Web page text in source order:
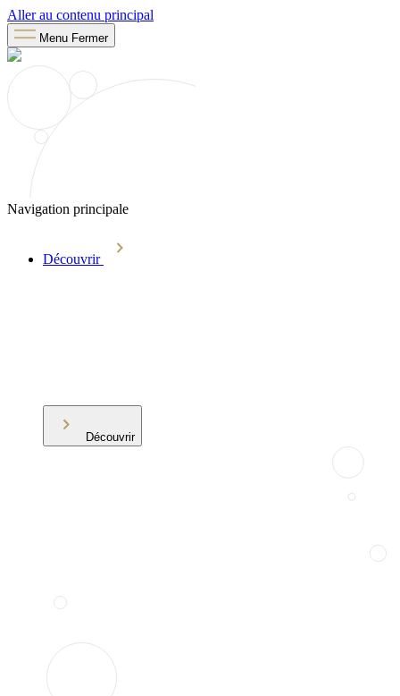
Aller au contenu principal
Menu Fermer
Navigation principale
Découvrir
Découvrir